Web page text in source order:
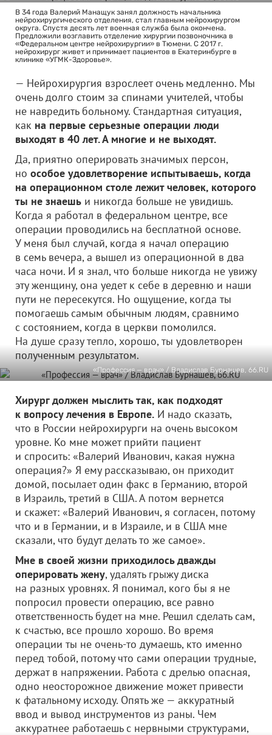
В 34 года Валерий Манащук занял должность начальника
нейрохирургического отделения, стал главным нейрохирургом
округа. Спустя десять лет военная служба была окончена.
Предложили возглавить отделение хирургии позвоночника в
«Федеральном центре нейрохирургии» в Тюмени. С 2017 г.
нейрохирург живет и принимает пациентов в Екатеринбурге в
клинике «УГМК-Здоровье».
— Нейрохирургия взрослеет очень медленно. Мы
очень долго стоим за спинами учителей, чтобы
не навредить больному. Стандартная ситуация,
как на первые серьезные операции люди
выходят в 40 лет. А многие и не выходят.
Да, приятно оперировать значимых персон,
но особое удовлетворение испытываешь, когда
на операционном столе лежит человек, которого
ты не знаешь и никогда больше не увидишь.
Когда я работал в федеральном центре, все
операции проводились на бесплатной основе.
У меня был случай, когда я начал операцию
в семь вечера, а вышел из операционной в два
часа ночи. И я знал, что больше никогда не увижу
эту женщину, она уедет к себе в деревню и наши
пути не пересекутся. Но ощущение, когда ты
помогаешь самым обычным людям, сравнимо
с состоянием, когда в церкви помолился.
На душе сразу тепло, хорошо, ты удовлетворен
полученным результатом.
«Профессия — врач» / Владислав Бурнашев, 66.RU
Хирург должен мыслить так, как подходят
к вопросу лечения в Европе. И надо сказать,
что в России нейрохирурги на очень высоком
уровне. Ко мне может прийти пациент
и спросить: «Валерий Иванович, какая нужна
операция?» Я ему рассказываю, он приходит
домой, посылает один факс в Германию, второй
в Израиль, третий в США. А потом вернется
и скажет: «Валерий Иванович, я согласен, потому
что и в Германии, и в Израиле, и в США мне
сказали, что будут делать то же самое».
Мне в своей жизни приходилось дважды
оперировать жену, удалять грыжу диска
на разных уровнях. Я понимал, кого бы я не
попросил провести операцию, все равно
ответственность будет на мне. Решил сделать сам,
к счастью, все прошло хорошо. Во время
операции ты не очень-то думаешь, кто именно
перед тобой, потому что сами операции трудные,
держат в напряжении. Работа с дрелью опасная,
одно неосторожное движение может привести
к фатальному исходу. Опять же — аккуратный
ввод и вывод инструментов из раны. Чем
аккуратнее работаешь с нервными структурами,